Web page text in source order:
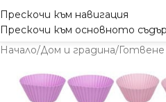
Прескочи към навигация
Прескочи към основното
Начало/Дом и градина/Готвене